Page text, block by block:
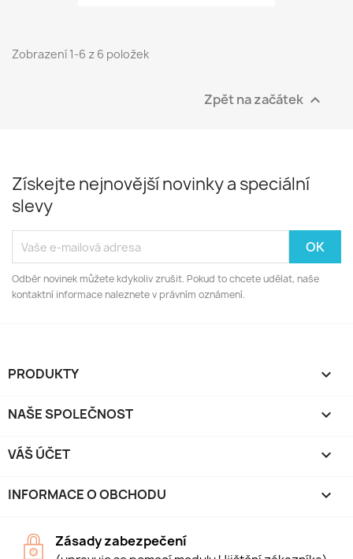
Zobrazení 1-6 z 6 položek
Zpět na začátek 
Získejte nejnovější novinky a speciální
slevy
Odběr novinek můžete kdykoliv zrušit. Pokud to chcete udělat, naše
kontaktní informace naleznete v právním oznámení.
PRODUKTY 
NAŠE SPOLEČNOST 
VÁŠ ÚČET 
INFORMACE O OBCHODU keyboard_arrow_down
Zásady zabezpečení